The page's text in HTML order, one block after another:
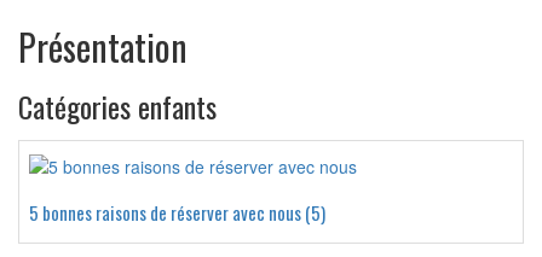
Présentation
Catégories enfants
5 bonnes raisons de réserver avec nous (5)